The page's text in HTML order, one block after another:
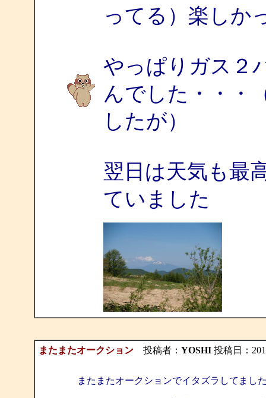
ってる）楽しか
やっぱりガス２
んでした・・・
したが）
翌日は天気も最
ていました
またまたオークション投稿者： YOSHI投稿日：
またまたオークションでイタズラしてまし